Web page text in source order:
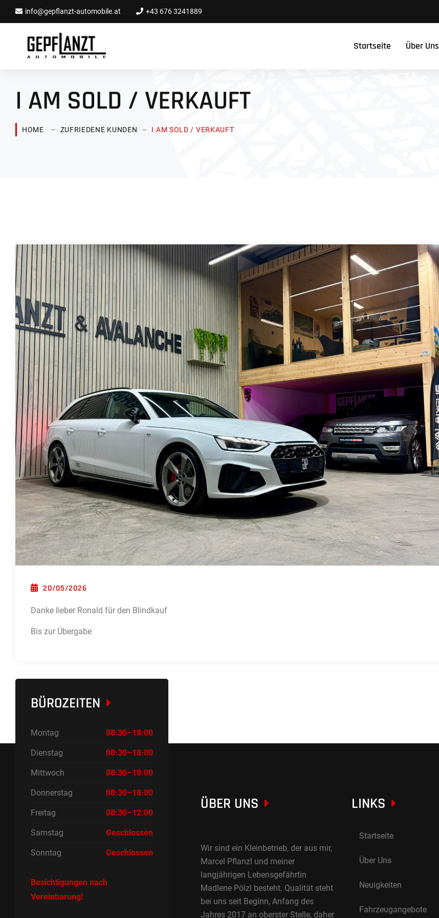
info@gepflanzt-automobile.at +43 676 3241889
Startseite Über Uns
I AM SOLD / VERKAUFT
HOME ZUFRIEDENE KUNDEN I AM SOLD / VERKAUFT
POSTED ON
20/05/2026
Danke lieber Ronald für den Blindkauf
Bis zur Übergabe
BÜROZEITEN
Montag 08:30–18:00
Dienstag 08:30–18:00
Mittwoch 08:30–18:00
Donnerstag 08:30–18:00
Freitag 08:30–12:00
Samstag Geschlossen
Sonntag Geschlossen
Besichtigungen nach
Vereinbarung!
ÜBER UNS
Wir sind ein Kleinbetrieb, der aus mir,
Marcel Pflanzl und meiner
langjährigen Lebensgefährtin
Madlene Pölzl besteht. Qualität steht
bei uns seit Beginn, Anfang des
Jahres 2017 an oberster Stelle, daher
LINKS
Startseite
Über Uns
Neuigkeiten
Fahrzeugangebote